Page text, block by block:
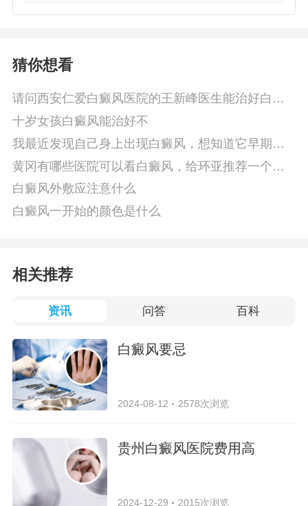
猜你想看
请问西安仁爱白癜风医院的王新峰医生能治好白癜
风吗
十岁女孩白癜风能治好不
我最近发现自己身上出现白癜风，想知道它早期有
哪些感觉
黄冈有哪些医院可以看白癜风，给环亚推荐一个好
的医院。
白癜风外敷应注意什么
白癜风一开始的颜色是什么
相关推荐
资讯 问答 百科
白癜风要忌
2024-08-12 2578次浏览
贵州白癜风医院费用高
2024-12-29 2015次浏览